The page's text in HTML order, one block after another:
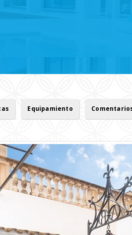
Equipamiento